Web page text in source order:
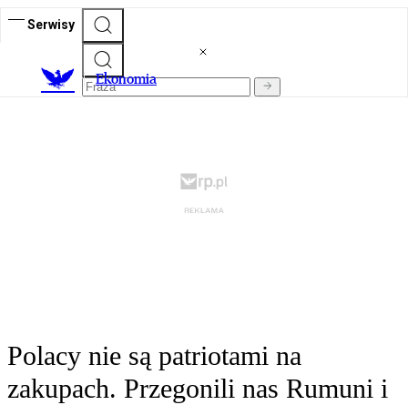
Serwisy
Ekonomia
Polacy nie są patriotami na
zakupach. Przegonili nas Rumuni i